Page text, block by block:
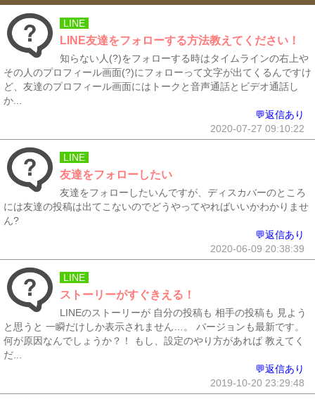
LINE
LINE友達をフォローする方法教えてください！
知らない人(?)をフォローする時はタイムラインの右上や
その人のプロフィール画面(?)にフォローって文字が出てくるんですけ
ど、友達のプロフィール画面にはトークと音声通話とビデオ通話し
か...
💬返信あり
2020-07-27 09:10:22
LINE
友達をフォローしたい
友達をフォローしたいんですが、ディスカバーのところ
には友達の投稿は出てこないのでどうやってやればいいかわかりませ
ん?
💬返信あり
2020-06-09 20:38:39
LINE
ストーリーがすぐきえる！
LINEのストーリーが 自分の投稿も 相手の投稿も 見よう
と思うと 一瞬だけしか表示されません…。 バージョンも最新です。
何が原因なんでしょうか？！ もし、設定のやり方があれば 教えてく
だ...
💬返信あり
2019-10-20 23:29:48